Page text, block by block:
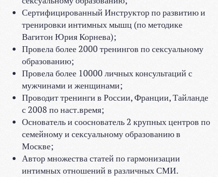
Сертифицированный Инструктор по развитию и
тренировки интимных мышц (по методике
Вагитон Юрия Корнева);
Провела более 2000 тренингов по сексуальному
образованию;
Провела более 10000 личных консультаций с
мужчинами и женщинами;
Проводит тренинги в России, Франции, Тайланде
с 2008 по наст.время;
Основатель и сооснователь 2 крупных центров по
семейному и сексуальному образованию в
Москве;
Автор множества статей по гармонизации
интимных отношений в различных СМИ.